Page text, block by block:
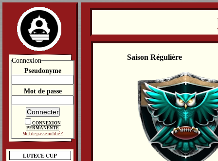
Saison Régulière
Connexion
Pseudonyme
Mot de passe
CONNEXION
PERMANENTE
Mot de passe oublié ?
LUTECE CUP